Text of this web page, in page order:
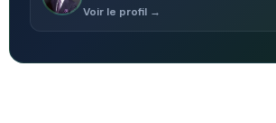
Voir le profil →